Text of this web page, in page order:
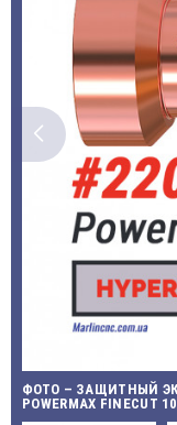
ФОТО – ЗАЩИТНЫЙ
POWERMAX